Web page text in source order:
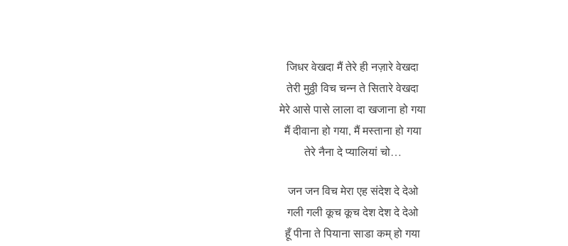
जिधर वेखदा मैं तेरे ही नज़ारे वेखदा
तेरी मुठ्ठी विच चन्न ते सितारे वेखदा
मेरे आसे पासे लाला दा खजाना हो गया
मैं दीवाना हो गया, मैं मस्ताना हो गया
तेरे नैना दे प्यालियां चो…
जन जन विच मेरा एह संदेश दे देओ
गली गली कूच कूच देश देश दे देओ
हूँ पीना ते पियाना साडा कम् हो गया